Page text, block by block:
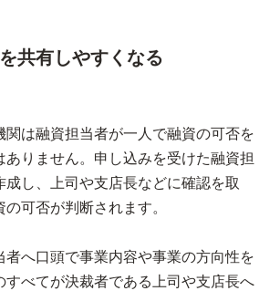
共有しやすくなる
関は融資担当者が一人で融資の可否を
ありません。申し込みを受けた融資担
成し、上司や支店長などに確認を取
可否が判断されます。
者へ口頭で事業内容や事業の方向性を
すべてが決裁者である上司や支店長へ